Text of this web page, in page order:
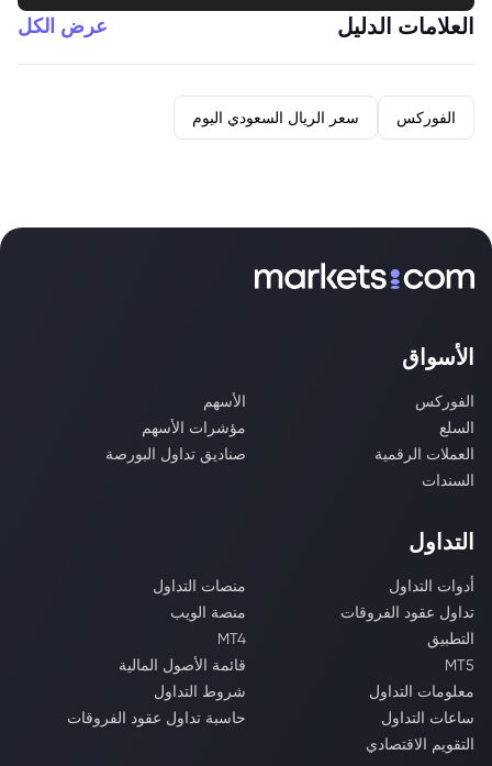
العلامات الدليل عرض الكل
الفوركس سعر الريال السعودي اليوم
الأسواق
الفوركس
الأسهم
السلع
مؤشرات الأسهم
العملات الرقمية
صناديق تداول البورصة
السندات
التداول
أدوات التداول
منصات التداول
تداول عقود الفروقات
منصة الويب
التطبيق
MT4
MT5
قائمة الأصول المالية
معلومات التداول
شروط التداول
ساعات التداول
حاسبة تداول عقود الفروقات
التقويم الاقتصادي